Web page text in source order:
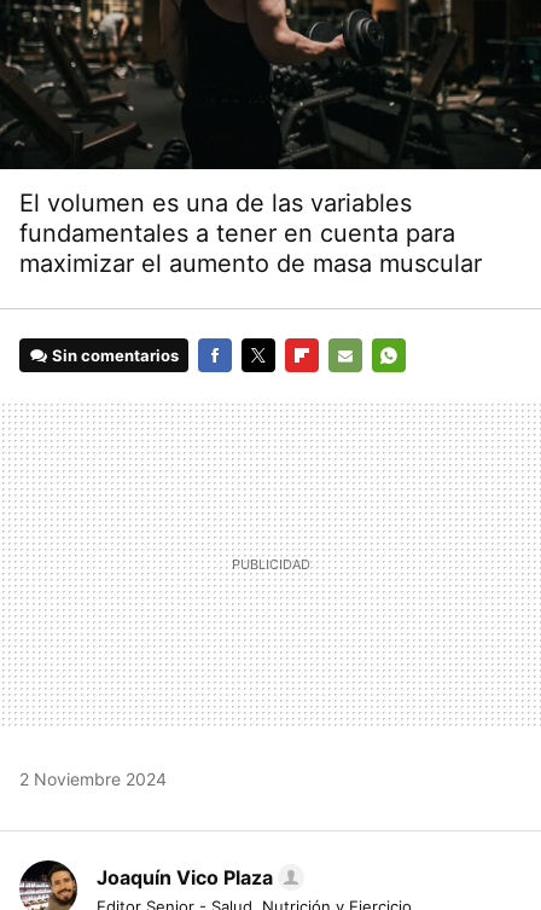
El volumen es una de las variables
fundamentales a tener en cuenta para
maximizar el aumento de masa muscular
Sin comentarios
MAIL
2 Noviembre 2024
Joaquín Vico Plaza